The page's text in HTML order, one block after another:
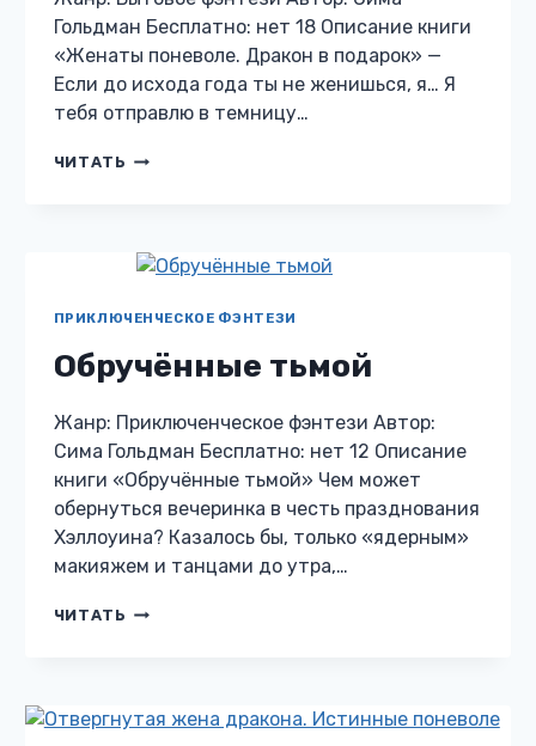
Гольдман Бесплатно: нет 18 Описание книги
«Женаты поневоле. Дракон в подарок» —
Если до исхода года ты не женишься, я… Я
тебя отправлю в темницу…
ЧИТАТЬ ЖЕНАТЫ
ПОДАРОК
ПРИКЛЮЧЕНЧЕСКОЕ ФЭНТЕЗИ
Обручённые тьмой
Жанр: Приключенческое фэнтези Автор:
Сима Гольдман Бесплатно: нет 12 Описание
книги «Обручённые тьмой» Чем может
обернуться вечеринка в честь празднования
Хэллоуина? Казалось бы, только «ядерным»
макияжем и танцами до утра,…
ЧИТАТЬ ОБРУЧЁННЫЕ